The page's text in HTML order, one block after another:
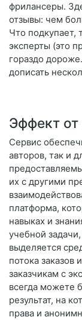
фрилансеры.
отзывы: чем
Что подкупает,
эксперты (это
гораздо
дописать
Эффект
Сервис
авторов, так и
их с другими
платформа,
навыках и
учебной
выделяется
потока
заказчикам с
всегда можете
результат, на
права и